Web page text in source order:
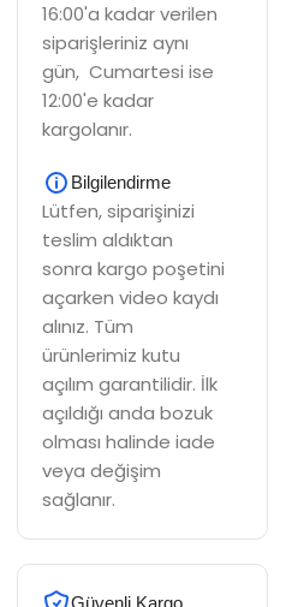
16:00'a kadar verilen
siparişleriniz aynı
gün, Cumartesi ise
12:00'e kadar
kargolanır.
Bilgilendirme
Lütfen, siparişinizi
teslim aldıktan
sonra kargo poşetini
açarken video kaydı
alınız. Tüm
ürünlerimiz kutu
açılım garantilidir. İlk
açıldığı anda bozuk
olması halinde iade
veya değişim
sağlanır.
Güvenli Kargo